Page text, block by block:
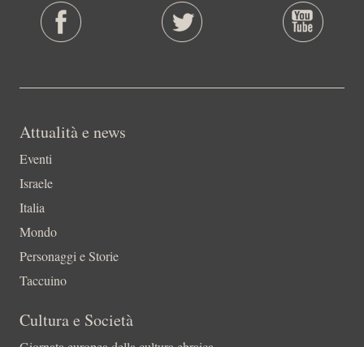
Attualità e news
Eventi
Israele
Italia
Mondo
Personaggi e Storie
Taccuino
Cultura e Società